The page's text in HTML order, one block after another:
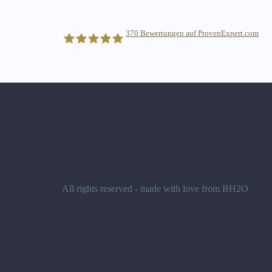
370 Bewertungen auf ProvenExpert.com
All rights reserved - made with love from BH2O